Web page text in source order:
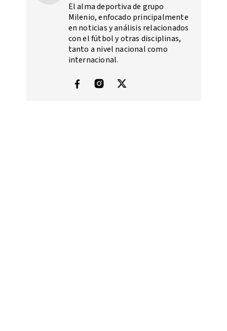
El alma deportiva de grupo
Milenio, enfocado principalmente
en noticias y análisis relacionados
con el fútbol y otras disciplinas,
tanto a nivel nacional como
internacional.